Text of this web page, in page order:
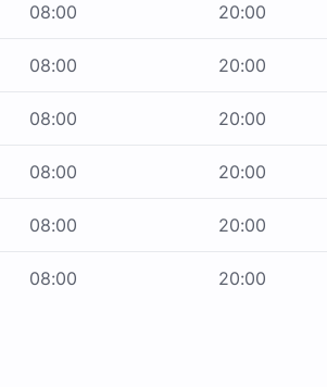
08:00 20:00
08:00 20:00
08:00 20:00
08:00 20:00
08:00 20:00
08:00 20:00